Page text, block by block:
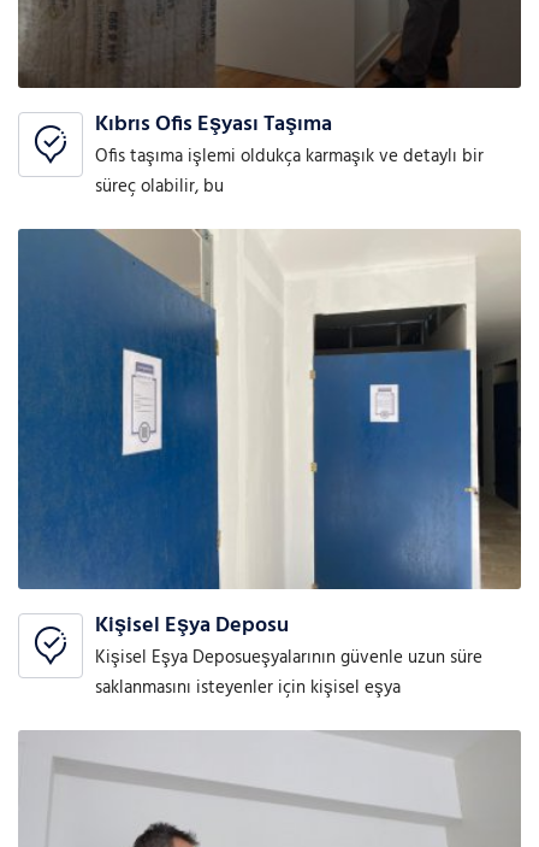
Kıbrıs Ofis Eşyası Taşıma
Ofis taşıma işlemi oldukça karmaşık ve detaylı bir
süreç olabilir, bu
Kişisel Eşya Deposu
Kişisel Eşya Deposueşyalarının güvenle uzun süre
saklanmasını isteyenler için kişisel eşya